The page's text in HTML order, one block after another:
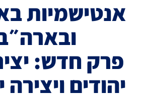
אנטישמיות
פרק חדש:
יהודים ויצירה